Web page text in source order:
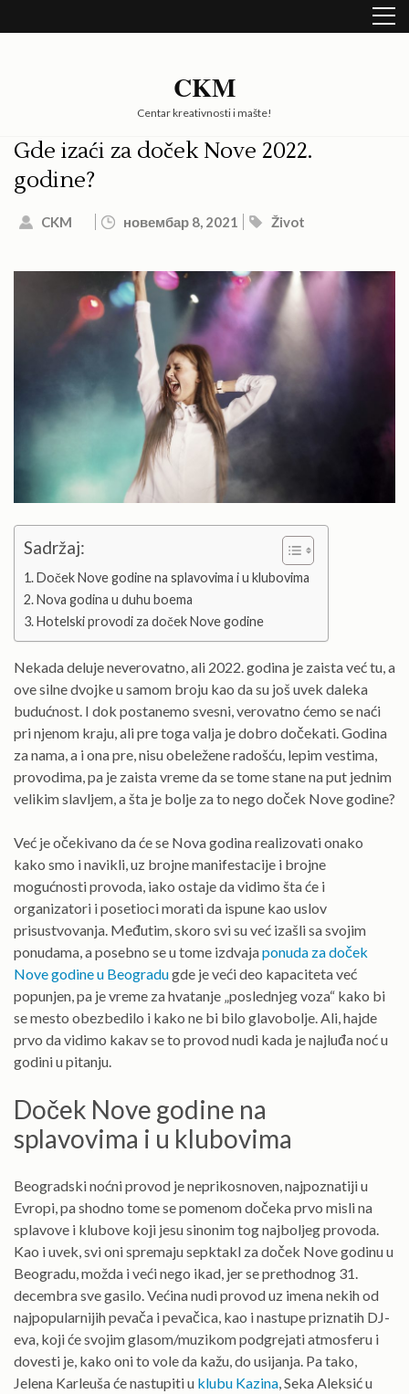
to
CKM
Centar kreativnosti i mašte!
Gde izaći za doček Nove 2022.
godine?
CKM новембар 8, 2021 Život
Sadržaj:
Doček Nove godine na splavovima i u klubovima
Nova godina u duhu boema
Hotelski provodi za doček Nove godine
Nekada deluje neverovatno, ali 2022. godina je zaista već tu, a
ove silne dvojke u samom broju kao da su još uvek daleka
budućnost. I dok postanemo svesni, verovatno ćemo se naći
pri njenom kraju, ali pre toga valja je dobro dočekati. Godina
za nama, a i ona pre, nisu obeležene radošću, lepim vestima,
provodima, pa je zaista vreme da se tome stane na put jednim
velikim slavljem, a šta je bolje za to nego doček Nove godine?
Već je očekivano da će se Nova godina realizovati onako
kako smo i navikli, uz brojne manifestacije i brojne
mogućnosti provoda, iako ostaje da vidimo šta će i
organizatori i posetioci morati da ispune kao uslov
prisustvovanja. Međutim, skoro svi su već izašli sa svojim
ponudama, a posebno se u tome izdvajaponuda za doček
Nove godine u Beogradugde je veći deo kapaciteta već
popunjen, pa je vreme za hvatanje „poslednjeg voza“ kako bi
se mesto obezbedilo i kako ne bi bilo glavobolje. Ali, hajde
prvo da vidimo kakav se to provod nudi kada je najluđa noć u
godini u pitanju.
Doček Nove godine na
splavovima i u klubovima
Beogradski noćni provod je neprikosnoven, najpoznatiji u
Evropi, pa shodno tome se pomenom dočeka prvo misli na
splavove i klubove koji jesu sinonim tog najboljeg provoda.
Kao i uvek, svi oni spremaju sepktakl za doček Nove godinu u
Beogradu, možda i veći nego ikad, jer se prethodnog 31.
decembra sve gasilo. Većina nudi provod uz imena nekih od
najpopularnijih pevača i pevačica, kao i nastupe priznatih DJ-
eva, koji će svojim glasom/muzikom podgrejati atmosferu i
dovesti je, kako oni to vole da kažu, do usijanja. Pa tako,
Jelena Karleuša će nastupiti u klubu Kazina , Seka Aleksić u